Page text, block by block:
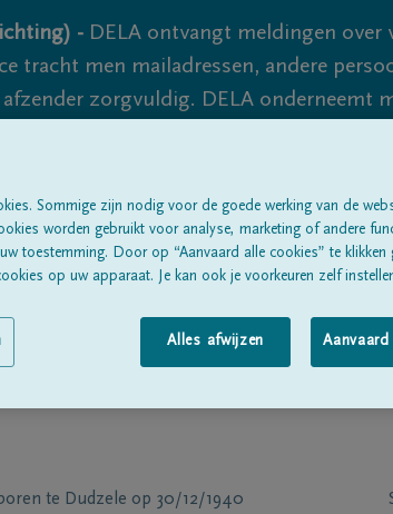
- DELA ontvangt meldingen over
tracht men mailadressen, andere
zorgvuldig. DELA onderneemt
uit te sluiten, dus blijf waakzaam.
Alle rouwberichten Over ons
te Dudzele op 30/12/1940
Sommige zijn nodig voor de goede werking van de
worden gebruikt voor analyse, marketing of andere
toestemming. Door op “Aanvaard alle cookies” te klikken
op uw apparaat. Je kan ook je voorkeuren zelf
Alles afwijzen